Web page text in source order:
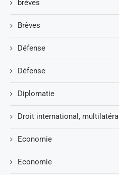
brèves
Brèves
Défense
Défense
Diplomatie
Droit international, multilatéral
Economie
Economie